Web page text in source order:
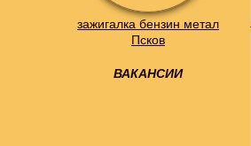
зажигалка бензин метал
Псков
ВАКАНСИИ